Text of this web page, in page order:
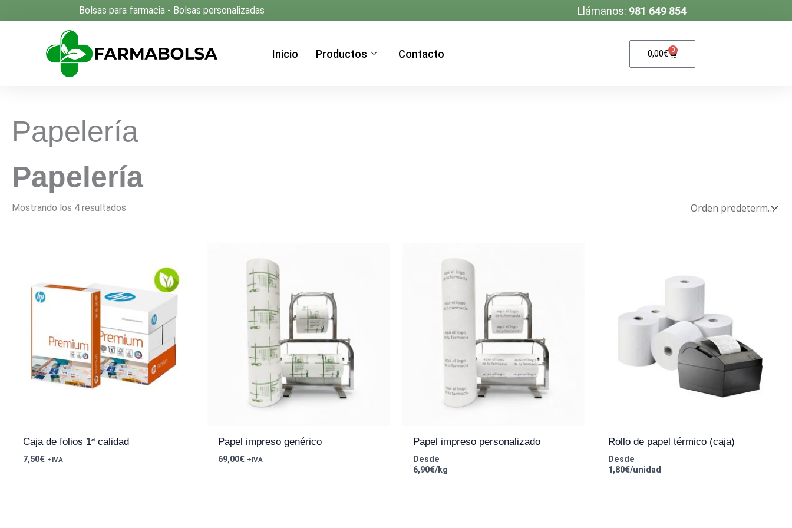
al
Bolsas para farmacia - Bolsas personalizadas Llámanos: 981 649 854
Inicio Productos Contacto 0,00€ 0
Carrito
Papelería
Papelería
Mostrando los 4 resultados
Caja de folios 1ª calidad
7,50€ +IVA
Papel impreso genérico
69,00€ +IVA
Papel impreso personalizado
Desde
6,90€/kg
Rollo de papel térmico (caja)
Desde
1,80€/unidad